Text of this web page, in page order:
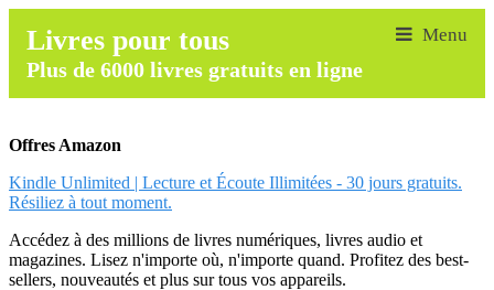
Livres pour tous
Plus de 6000 livres gratuits en ligne
Offres Amazon
Kindle Unlimited | Lecture et Écoute Illimitées - 30 jours gratuits.
Résiliez à tout moment.
Accédez à des millions de livres numériques, livres audio et
magazines. Lisez n'importe où, n'importe quand. Profitez des best-
sellers, nouveautés et plus sur tous vos appareils.